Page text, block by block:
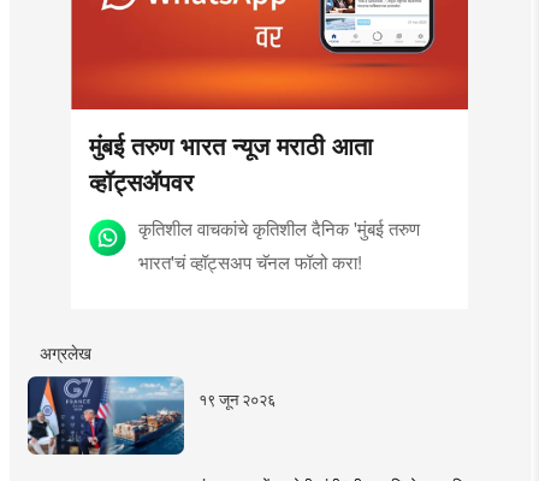
मुंबई तरुण भारत न्यूज मराठी आता
व्हॉट्सॲपवर
कृतिशील वाचकांचे कृतिशील दैनिक 'मुंबई तरुण
भारत'चं व्हॉट्सअप चॅनल फॉलो करा!
अग्रलेख
१९ जून २०२६